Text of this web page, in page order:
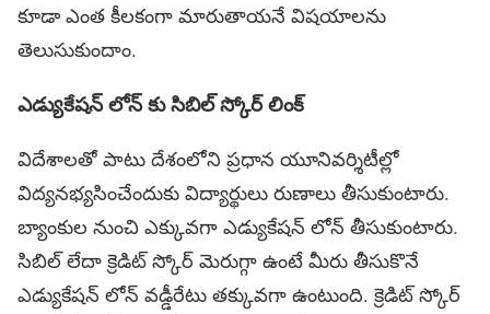
కూడా ఎంత కీలకంగా మారుతాయనే విషయాలను
తెలుసుకుందాం.
ఎడ్యుకేషన్ లోన్‌ కు సిబిల్ స్కోర్ లింక్
విదేశాలతో పాటు దేశంలోని ప్రధాన యూనివర్శిటీల్లో
విద్యనభ్యసించేందుకు విద్యార్థులు రుణాలు తీసుకుంటారు.
బ్యాంకుల నుంచి ఎక్కువగా ఎడ్యుకేషన్ లోన్ తీసుకుంటారు.
సిబిల్ లేదా క్రెడిట్ స్కోర్ మెరుగ్గా ఉంటే మీరు తీసుకొనే
ఎడ్యుకేషన్ లోన్ వడ్డీరేటు తక్కువగా ఉంటుంది. క్రెడిట్ స్కోర్